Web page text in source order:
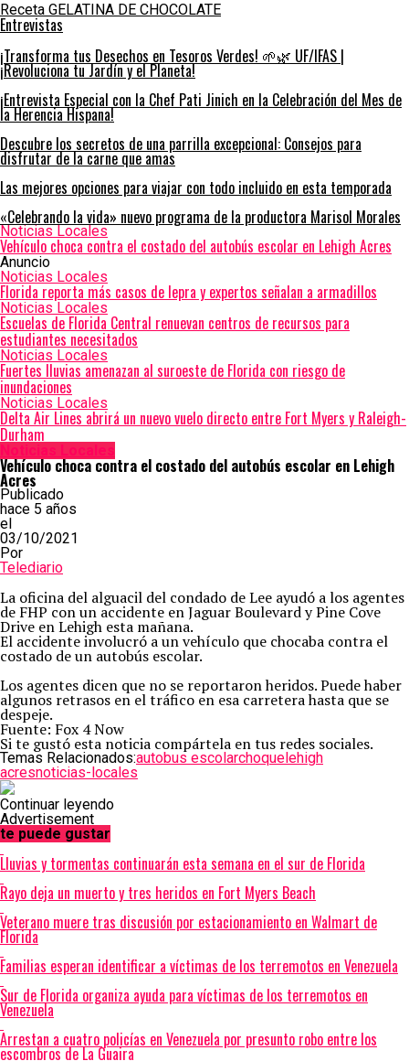
Receta GELATINA DE CHOCOLATE
Entrevistas
¡Transforma tus Desechos en Tesoros Verdes! 🌱🌿 UF/IFAS |
¡Revoluciona tu Jardín y el Planeta!
¡Entrevista Especial con la Chef Pati Jinich en la Celebración del Mes de
la Herencia Hispana!
Descubre los secretos de una parrilla excepcional: Consejos para
disfrutar de la carne que amas
Las mejores opciones para viajar con todo incluido en esta temporada
«Celebrando la vida» nuevo programa de la productora Marisol Morales
Noticias Locales
Vehículo choca contra el costado del autobús escolar en Lehigh Acres
Anuncio
Noticias Locales
Florida reporta más casos de lepra y expertos señalan a armadillos
Noticias Locales
Escuelas de Florida Central renuevan centros de recursos para
estudiantes necesitados
Noticias Locales
Fuertes lluvias amenazan al suroeste de Florida con riesgo de
inundaciones
Noticias Locales
Delta Air Lines abrirá un nuevo vuelo directo entre Fort Myers y Raleigh-
Durham
Noticias Locales
Vehículo choca contra el costado del autobús escolar en Lehigh
Acres
Publicado
hace 5 años
el
03/10/2021
Por
Telediario
La oficina del alguacil del condado de Lee ayudó a los agentes
de FHP con un accidente en Jaguar Boulevard y Pine Cove
Drive en Lehigh esta mañana.
El accidente involucró a un vehículo que chocaba contra el
costado de un autobús escolar.
Los agentes dicen que no se reportaron heridos. Puede haber
algunos retrasos en el tráfico en esa carretera hasta que se
despeje.
Fuente: Fox 4 Now
Si te gustó esta noticia compártela en tus redes sociales.
Temas Relacionados:autobus escolarchoquelehigh
acresnoticias-locales
Continuar leyendo
Advertisement
te puede gustar
Lluvias y tormentas continuarán esta semana en el sur de Florida
Rayo deja un muerto y tres heridos en Fort Myers Beach
Veterano muere tras discusión por estacionamiento en Walmart de
Florida
Familias esperan identificar a víctimas de los terremotos en Venezuela
Sur de Florida organiza ayuda para víctimas de los terremotos en
Venezuela
Arrestan a cuatro policías en Venezuela por presunto robo entre los
escombros de La Guaira